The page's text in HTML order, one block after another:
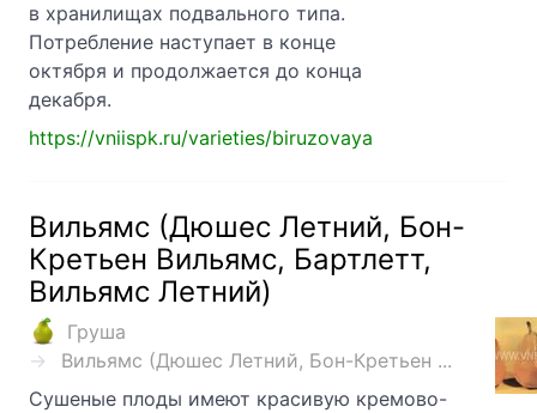
в хранили­щах подвального типа.
Потребление наступает в конце
октября и про­должается до конца
декабря.
https://vniispk.ru/varieties/biruzovaya
Вильямс (Дюшес Летний, Бон-
Кретьен Вильямс, Бартлетт,
Вильямс Летний)
Груша
Вильямс (Дюшес Летний, Бон-Кретьен ...
Сушеные плоды имеют красивую кремово-